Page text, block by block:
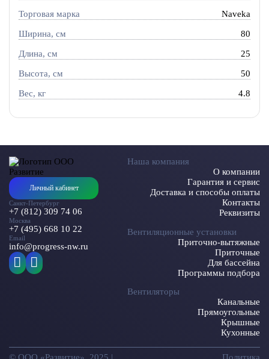
Торговая марка Naveka
Ширина, см 80
Длина, см 25
Высота, см 50
Вес, кг 4.8
Личный кабинет
Санкт-Петербург
+7 (812) 309 74 06
Москва
+7 (495) 668 10 22
Email
info@progress-nw.ru
Наша компания
О компании
Гарантия и сервис
Доставка и способы оплаты
Контакты
Реквизиты
Вентиляционные установки
Приточно-вытяжные
Приточные
Для бассейна
Программы подбора
Вентиляторы
Канальные
Прямоугольные
Крышные
Кухонные